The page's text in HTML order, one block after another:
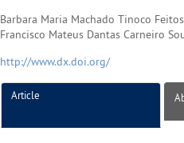
Barbara Maria Machado Tinoco
Francisco Mateus Dantas Carneiro
http://www.dx.doi.org/
Article